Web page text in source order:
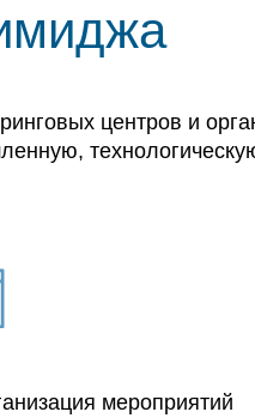
центров и
мероприятий